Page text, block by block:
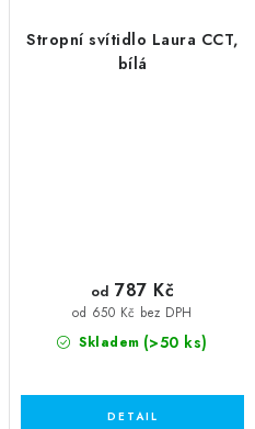
Stropní svítidlo Laura CCT,
bílá
Skladem (>50 ks)
od 650 Kč bez DPH
od 787 Kč